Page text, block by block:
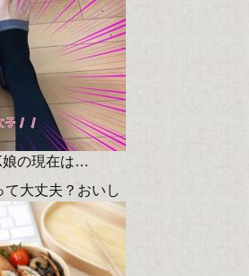
娘の現在は…
大丈夫？おいし